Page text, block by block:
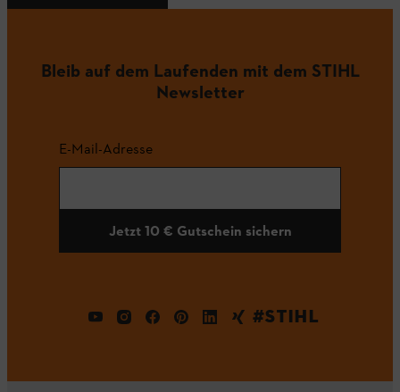
Bleib auf dem Laufenden mit dem STIHL
Newsletter
E-Mail-Adresse
Jetzt 10 € Gutschein sichern
#STIHL